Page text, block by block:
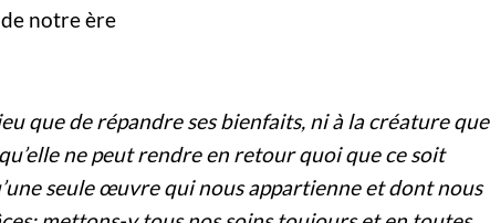
notre ère
que de répandre ses bienfaits, ni à la créature que
ne peut rendre en retour quoi que ce soit
seule œuvre qui nous appartienne et dont nous